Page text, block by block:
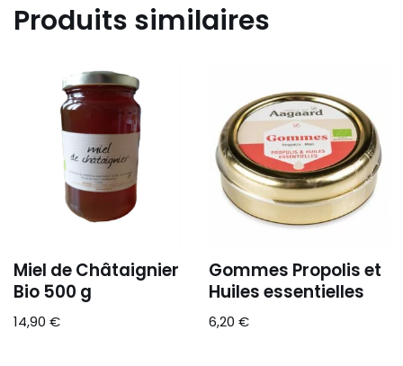
Produits similaires
Miel de Châtaignier
Bio 500 g
14,90 €
Gommes Propolis et
Huiles essentielles
6,20€